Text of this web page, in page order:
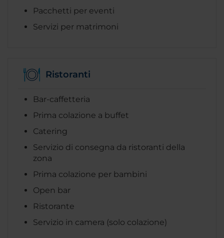
Pacchetti per eventi
Servizi per matrimoni
Ristoranti
Bar-caffetteria
Prima colazione a buffet
Catering
Servizio di consegna da ristoranti della
zona
Prima colazione per bambini
Open bar
Ristorante
Servizio in camera (solo colazione)